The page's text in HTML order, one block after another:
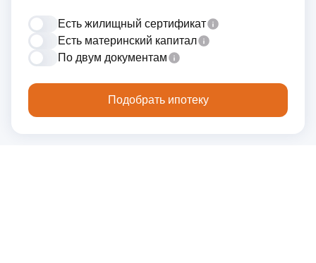
Есть жилищный сертификат
Есть материнский капитал
По двум документам
Подобрать ипотеку